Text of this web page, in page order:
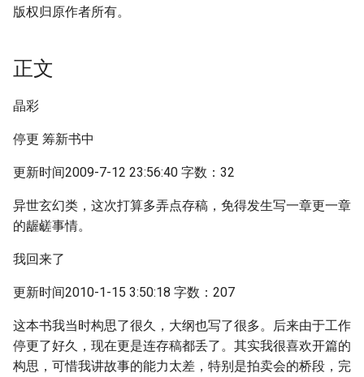
版权归原作者所有。
正文
晶彩
停更 筹新书中
更新时间2009-7-12 23:56:40 字数：32
异世玄幻类，这次打算多弄点存稿，免得发生写一章更一章
的龌鹾事情。
我回来了
更新时间2010-1-15 3:50:18 字数：207
这本书我当时构思了很久，大纲也写了很多。后来由于工作
停更了好久，现在更是连存稿都丢了。其实我很喜欢开篇的
构思，可惜我讲故事的能力太差，特别是拍卖会的桥段，完